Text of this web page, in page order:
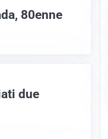
80enne
due